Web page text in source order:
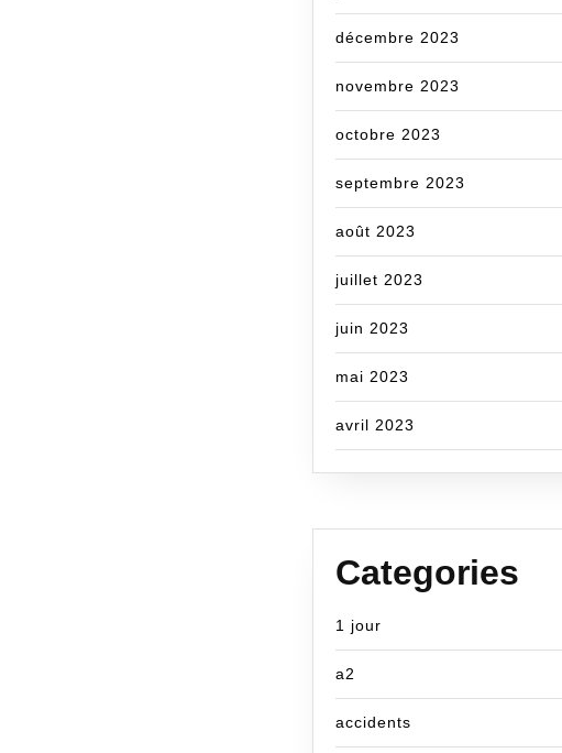
décembre 2023
novembre 2023
octobre 2023
septembre 2023
août 2023
juillet 2023
juin 2023
mai 2023
avril 2023
Categories
1 jour
a2
accidents